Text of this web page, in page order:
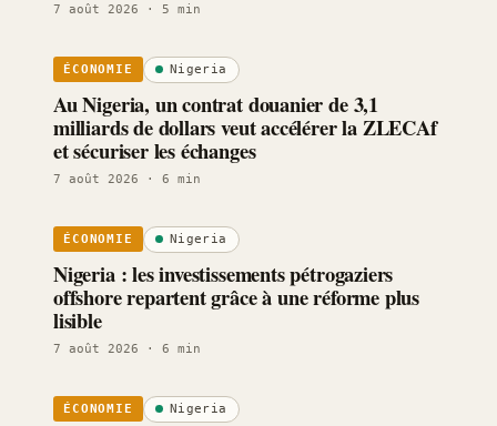
7 août 2026 · 5 min
ÉCONOMIE Nigeria
Au Nigeria, un contrat douanier de 3,1
milliards de dollars veut accélérer la ZLECAf
et sécuriser les échanges
7 août 2026 · 6 min
ÉCONOMIE Nigeria
Nigeria : les investissements pétrogaziers
offshore repartent grâce à une réforme plus
lisible
7 août 2026 · 6 min
ÉCONOMIE Nigeria